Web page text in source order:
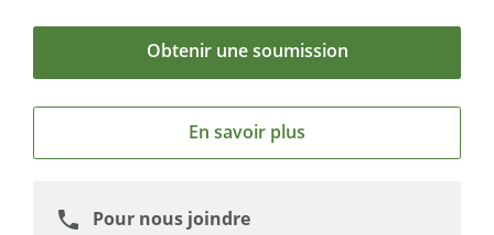
Obtenir une soumission
En savoir plus
phone
Pour nous joindre